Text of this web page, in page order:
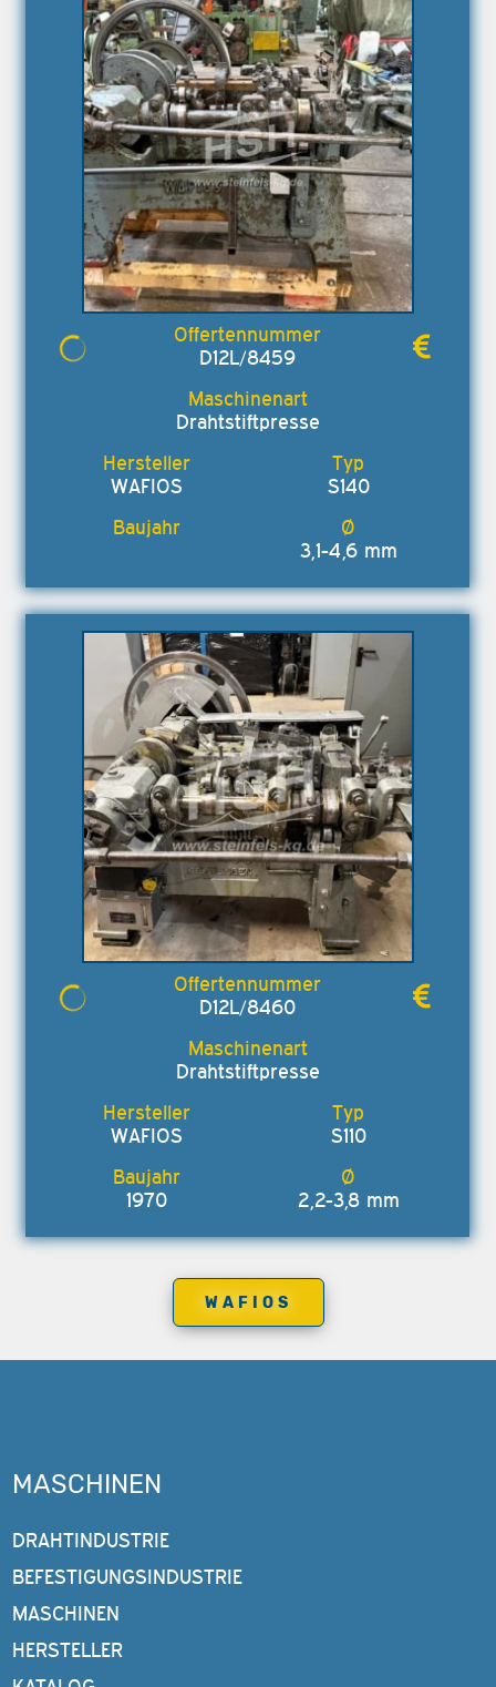
D12L/8459
Drahtstiftpresse
WAFIOS S140
3,1-4,6 mm
D12L/8460
Drahtstiftpresse
WAFIOS S110
1970 2,2-3,8 mm
WAFIOS
MASCHINEN
DRAHTINDUSTRIE
BEFESTIGUNGSINDUSTRIE
MASCHINEN
HERSTELLER